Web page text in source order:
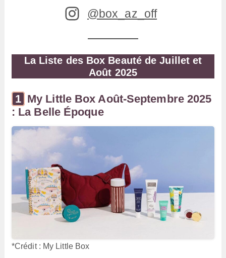
@box_az_off
La Liste des Box Beauté de Juillet et
Août 2025
My Little Box Août-Septembre 2025
: La Belle Époque
*Crédit : My Little Box